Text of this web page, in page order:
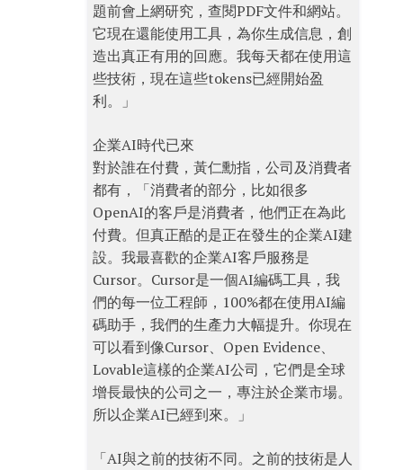
題前會上網研究，查閱PDF文件和網站。
它現在還能使用工具，為你生成信息，創
造出真正有用的回應。我每天都在使用這
些技術，現在這些tokens已經開始盈
利。」
企業AI時代已來
對於誰在付費，黃仁勳指，公司及消費者
都有，「消費者的部分，比如很多
OpenAI的客戶是消費者，他們正在為此
付費。但真正酷的是正在發生的企業AI建
設。我最喜歡的企業AI客戶服務是
Cursor。Cursor是一個AI編碼工具，我
們的每一位工程師，100%都在使用AI編
碼助手，我們的生產力大幅提升。你現在
可以看到像Cursor、Open Evidence、
Lovable這樣的企業AI公司，它們是全球
增長最快的公司之一，專注於企業市場。
所以企業AI已經到來。」
「AI與之前的技術不同。之前的技術是人